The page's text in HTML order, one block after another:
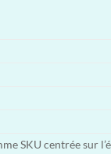
SKU centrée sur